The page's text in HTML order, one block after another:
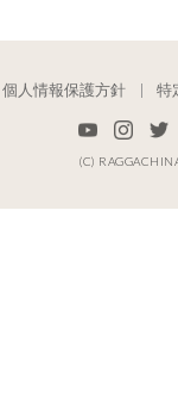
個人情報保護方針 特
(C)